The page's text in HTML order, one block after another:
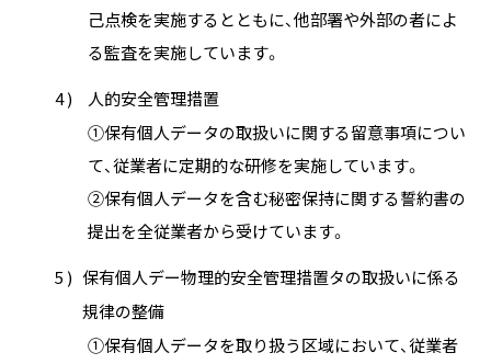
己点検を実施するとともに、他部署や外部の者によ
る監査を実施しています。
4 )
人的安全管理措置
①保有個人データの取扱いに関する留意事項につい
て、従業者に定期的な研修を実施しています。
②保有個人データを含む秘密保持に関する誓約書の
提出を全従業者から受けています。
5 ) 保有個人デー物理的安全管理措置タの取扱いに係る
規律の整備
①保有個人データを取り扱う区域において、従業者